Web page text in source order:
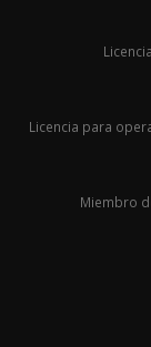
Licencia
Licencia para
Miembro